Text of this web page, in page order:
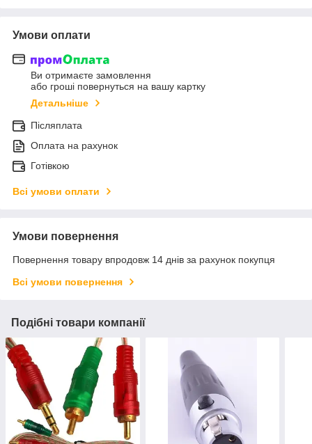
Умови оплати
Ви отримаєте замовлення
або гроші повернуться на вашу картку
Детальніше
Післяплата
Оплата на рахунок
Готівкою
Всі умови оплати
Умови повернення
Повернення товару впродовж 14 днів за рахунок покупця
Всі умови повернення
Подібні товари компанії